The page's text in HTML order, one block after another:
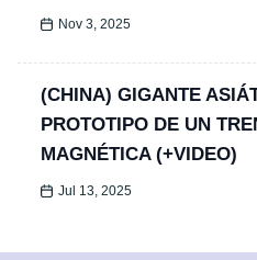
Nov 3, 2025
(CHINA) GIGANTE
PROTOTIPO DE UN
MAGNÉTICA (+VIDEO)
Jul 13, 2025